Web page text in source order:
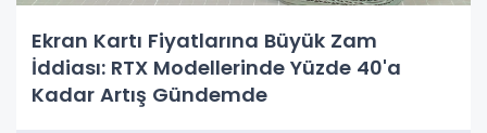
Ekran Kartı Fiyatlarına Büyük Zam
İddiası: RTX Modellerinde Yüzde 40'a
Kadar Artış Gündemde